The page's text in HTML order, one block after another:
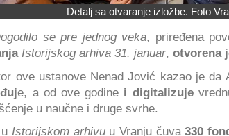
Detalj sa otvaranje izložbe. Foto
se pre jednog veka, priređena
Istorijskog arhiva 31. januar, otvorena
ove ustanove Nenad Jović kazao je da
e, a od ove godine i digitalizuje
u naučne i druge svrhe.
Istorijskom arhivuu Vranju čuva330